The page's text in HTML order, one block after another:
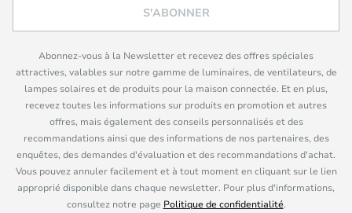
S'ABONNER
Abonnez-vous à la Newsletter et recevez des offres spéciales
attractives, valables sur notre gamme de luminaires, de ventilateurs, de
lampes solaires et de produits pour la maison connectée. Et en plus,
recevez toutes les informations sur produits en promotion et autres
offres, mais également des conseils personnalisés et des
recommandations ainsi que des informations de nos partenaires, des
enquêtes, des demandes d'évaluation et des recommandations d'achat.
Vous pouvez annuler facilement et à tout moment en cliquant sur le lien
approprié disponible dans chaque newsletter. Pour plus d'informations,
consultez notre page Politique de confidentialité.